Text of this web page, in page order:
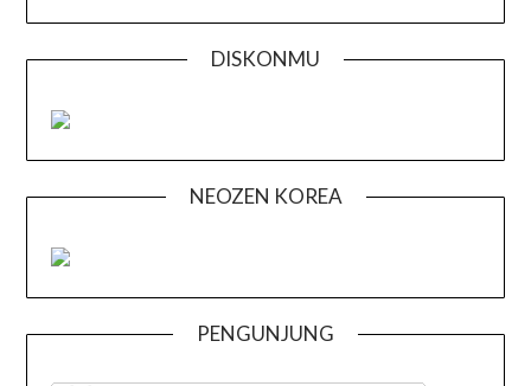
DISKONMU
NEOZEN KOREA
PENGUNJUNG